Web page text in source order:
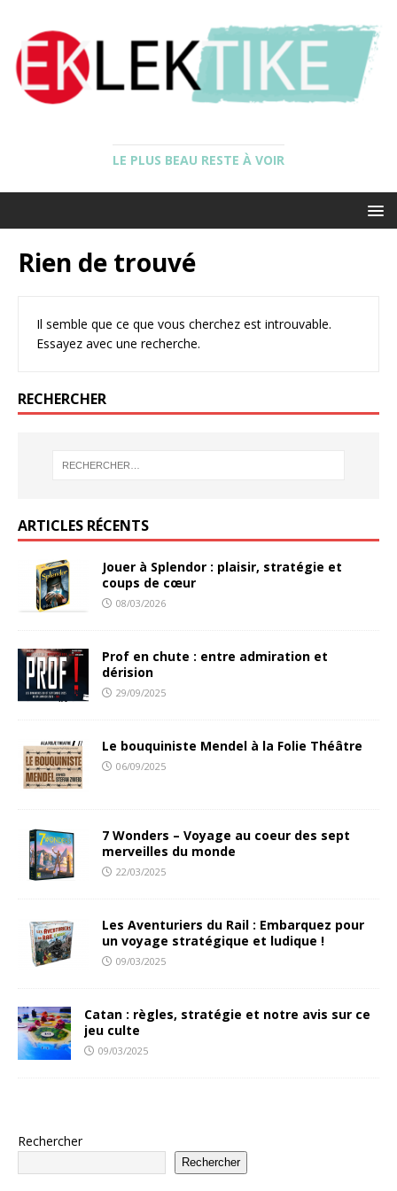
LE PLUS BEAU RESTE À VOIR
Rien de trouvé
Il semble que ce que vous cherchez est introuvable.
Essayez avec une recherche.
RECHERCHER
ARTICLES RÉCENTS
Jouer à Splendor : plaisir, stratégie et
coups de cœur
08/03/2026
Prof en chute : entre admiration et
dérision
29/09/2025
Le bouquiniste Mendel à la Folie Théâtre
06/09/2025
7 Wonders – Voyage au coeur des sept
merveilles du monde
22/03/2025
Les Aventuriers du Rail : Embarquez pour
un voyage stratégique et ludique !
09/03/2025
Catan : règles, stratégie et notre avis sur ce
jeu culte
09/03/2025
Rechercher
Rechercher